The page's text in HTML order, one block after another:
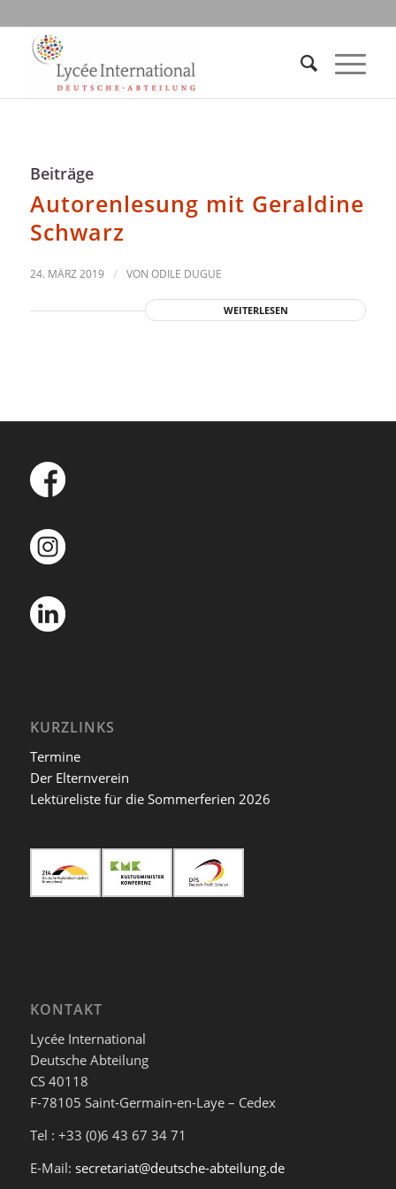
Beiträge
Autorenlesung mit Geraldine
Schwarz
24. MÄRZ 2019 / VON ODILE DUGUE
WEITERLESEN
KURZLINKS
Termine
Der Elternverein
Lektüreliste für die Sommerferien 2026
KONTAKT
Lycée International
Deutsche Abteilung
CS 40118
F-78105 Saint-Germain-en-Laye – Cedex
Tel : +33 (0)6 43 67 34 71
E-Mail: secretariat@deutsche-abteilung.de